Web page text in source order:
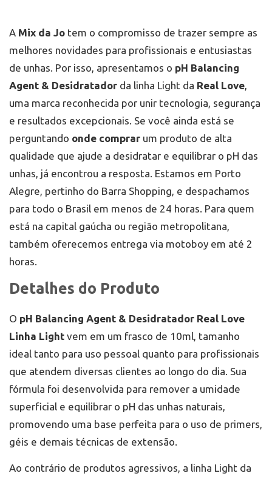
suas próprias criações.
a diferença. Garanta o seu agora mesmo na
! Nossa loja está localizada em Porto Alegre,
pertinho do Barra Shopping, e fazemos envios para
capital gaúcha ou região metropolitana, pode
receber o produto em até 2 horas via motoboy.
de unhas e entregar resultados impecáveis a cada
aplicação!
A Mix da Jo tem o compromisso de trazer sempre as
melhores novidades para profissionais e entusiastas
de unhas. Por isso, apresentamos o pH Balancing
Agent & Desidratador da linha Light da Real Love,
uma marca reconhecida por unir tecnologia, segurança
e resultados excepcionais. Se você ainda está se
perguntando onde comprar um produto de alta
qualidade que ajude a desidratar e equilibrar o pH das
unhas, já encontrou a resposta. Estamos em Porto
Alegre, pertinho do Barra Shopping, e despachamos
para todo o Brasil em menos de 24 horas. Para quem
está na capital gaúcha ou região metropolitana,
também oferecemos entrega via motoboy em até 2
horas.
Detalhes do Produto
O pH Balancing Agent & Desidratador Real Love
Linha Light vem em um frasco de 10ml, tamanho
ideal tanto para uso pessoal quanto para profissionais
que atendem diversas clientes ao longo do dia. Sua
fórmula foi desenvolvida para remover a umidade
superficial e equilibrar o pH das unhas naturais,
promovendo uma base perfeita para o uso de primers,
géis e demais técnicas de extensão.
Ao contrário de produtos agressivos, a linha Light da